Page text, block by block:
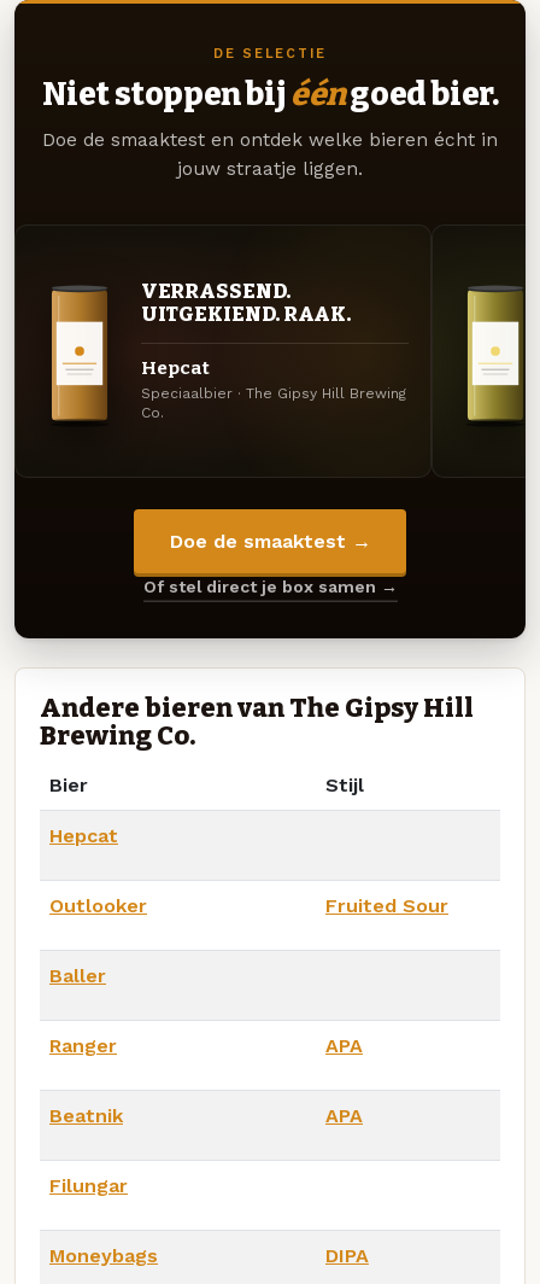
DE SELECTIE
Niet stoppen bij ééngoed bier.
Doe de smaaktest en ontdek welke bieren écht in
jouw straatje liggen.
VERRASSEND.
UITGEKIEND. RAAK.
Hepcat
Speciaalbier · The Gipsy Hill Brewing
Co.
Doe de smaaktest →
Of stel direct je box samen →
Andere bieren van The Gipsy Hill
Brewing Co.
Bier Stijl
Hepcat
Outlooker Fruited Sour
Baller
Ranger APA
Beatnik APA
Filungar
Moneybags DIPA